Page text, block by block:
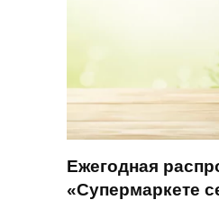
Ежегодная
«Супермаркете